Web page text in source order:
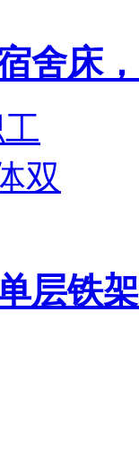
舍床
层铁